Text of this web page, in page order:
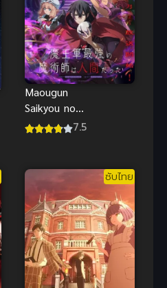
Maougun
Saikyou no
Majutsushi7.5
ซับไทย